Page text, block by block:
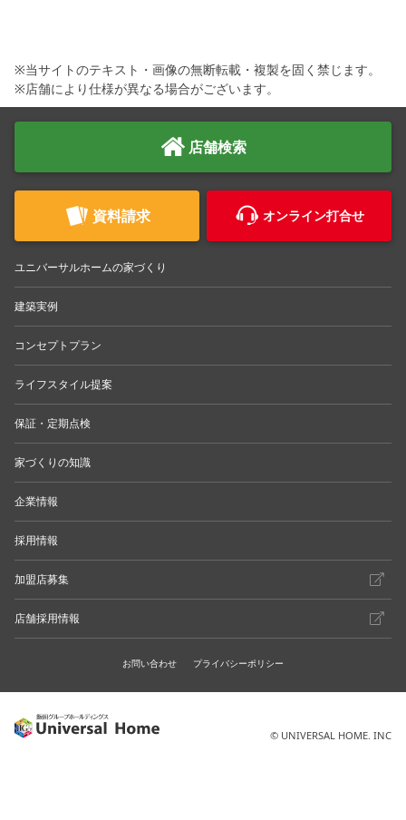
※当サイトのテキスト・画像の無断転載・複製を固く禁じます。
※店舗により仕様が異なる場合がございます。
店舗検索
資料請求 オンライン打合せ
ユニバーサルホームの家づくり
建築実例
コンセプトプラン
ライフスタイル提案
保証・定期点検
家づくりの知識
企業情報
採用情報
加盟店募集
店舗採用情報
お問い合わせ プライバシーポリシー
© UNIVERSAL HOME. INC